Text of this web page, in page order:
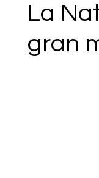
La
gran